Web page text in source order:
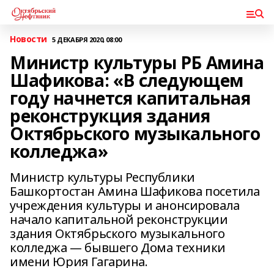
Новости 5 ДЕКАБРЯ 2020, 08:00
Министр культуры РБ Амина
Шафикова: «В следующем
году начнется капитальная
реконструкция здания
Октябрьского музыкального
колледжа»
Министр культуры Республики
Башкортостан Амина Шафикова посетила
учреждения культуры и анонсировала
начало капитальной реконструкции
здания Октябрьского музыкального
колледжа — бывшего Дома техники
имени Юрия Гагарина.